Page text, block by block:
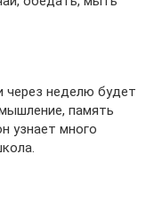
через неделю будет
память
узнает много